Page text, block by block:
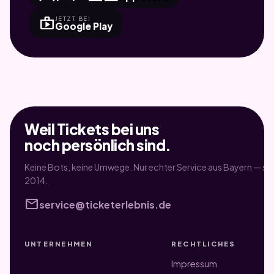
shop JETZT BEI
Google Play
Weil Tickets bei uns
noch persönlich sind.
Keine Bots, keine Umwege. Nur echter Service aus Bayern —
2014.
mailservice@ticketerlebnis.de
UNTERNEHMEN RECHTLICHES
Impressum